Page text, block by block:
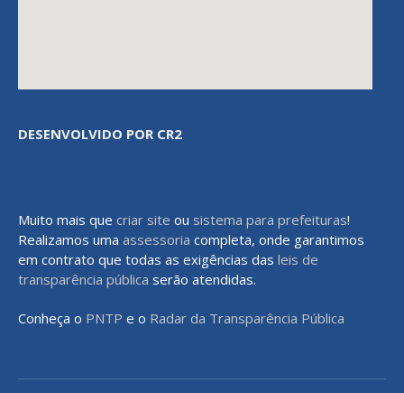
DESENVOLVIDO POR CR2
Muito mais que criar site ou sistema para prefeituras!
Realizamos uma assessoria completa, onde garantimos
em contrato que todas as exigências das leis de
transparência pública serão atendidas.
Conheça o PNTP e o Radar da Transparência Pública